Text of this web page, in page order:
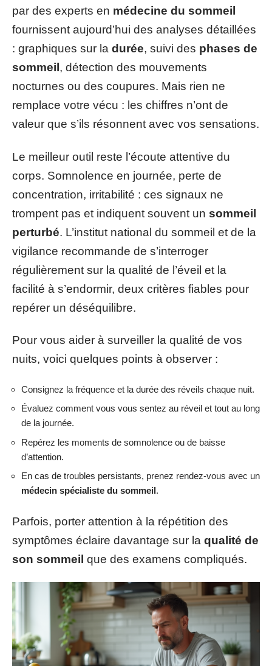
par des experts en médecine du sommeil
fournissent aujourd’hui des analyses détaillées
: graphiques sur la durée, suivi des phases de
sommeil , détection des mouvements
nocturnes ou des coupures. Mais rien ne
remplace votre vécu : les chiffres n’ont de
valeur que s’ils résonnent avec vos sensations.
Le meilleur outil reste l’écoute attentive du
corps. Somnolence en journée, perte de
concentration, irritabilité : ces signaux ne
trompent pas et indiquent souvent un sommeil
perturbé. L’institut national du sommeil et de la
vigilance recommande de s’interroger
régulièrement sur la qualité de l’éveil et la
facilité à s’endormir, deux critères fiables pour
repérer un déséquilibre.
Pour vous aider à surveiller la qualité de vos
nuits, voici quelques points à observer :
Consignez la fréquence et la durée des réveils chaque nuit.
Évaluez comment vous vous sentez au réveil et tout au long
de la journée.
Repérez les moments de somnolence ou de baisse
d’attention.
En cas de troubles persistants, prenez rendez-vous avec un
médecin spécialiste du sommeil.
Parfois, porter attention à la répétition des
symptômes éclaire davantage sur la qualité de
son sommeil que des examens compliqués.